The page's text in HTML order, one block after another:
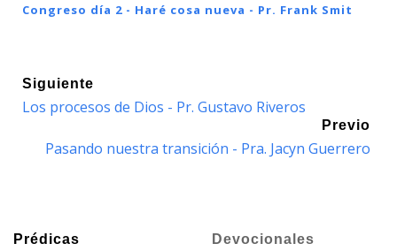
Congreso día 2 - Haré cosa nueva - Pr. Frank Smit
Siguiente
Los procesos de Dios - Pr. Gustavo Riveros
Previo
Pasando nuestra transición - Pra. Jacyn Guerrero
Prédicas Devocionales